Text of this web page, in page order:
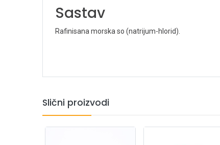
Sastav
Rafinisana morska so (natrijum-hlorid).
Slični proizvodi